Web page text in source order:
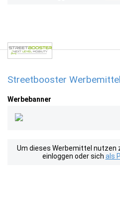
Streetbooster
Werbebanner
Um dieses Werbemittel nutzen
einloggen oder sich als